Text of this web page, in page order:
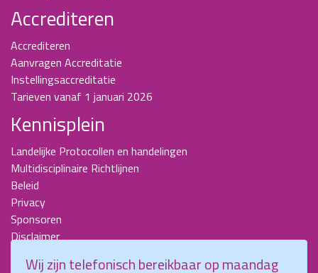
Accrediteren
Accrediteren
Aanvragen Accreditatie
Instellingsaccreditatie
Tarieven vanaf 1 januari 2026
Kennisplein
Landelijke Protocollen en handelingen
Multidisciplinaire Richtlijnen
Beleid
Privacy
Sponsoren
Disclaimer
Wij zijn telefonisch bereikbaar op maandag